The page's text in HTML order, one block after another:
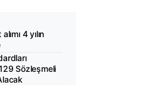
4 yılın
Sözleşmeli